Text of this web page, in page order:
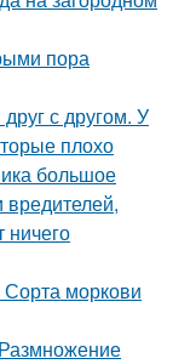
пора
с другом. У
плохо
большое
вредителей,
ничего
моркови